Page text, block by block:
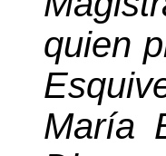
quien
María